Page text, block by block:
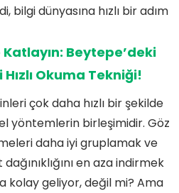
bilgi dünyasına hızlı bir adım
Katlayın: Beytepe’deki
Okuma Tekniği!
çok daha hızlı bir şekilde
yöntemlerin birleşimidir. Göz
daha iyi gruplamak ve
en aza indirmek
kolay geliyor, değil mi? Ama